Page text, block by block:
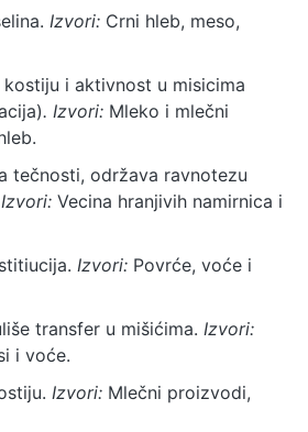
Izvori: Crni hleb, meso,
kostiju i aktivnost u misicima
. Izvori: Mleko i mlečni
tečnosti, održava ravnotezu
Izvori: Vecina hranjivih namirnica i
Izvori: Povrće, voće i
transfer u mišićima. Izvori:
i voće.
Izvori: Mlečni proizvodi,